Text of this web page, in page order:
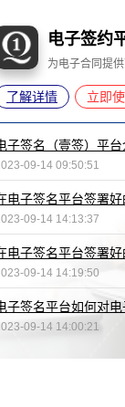
电子签约
为电子合同提
了解详情 立即
子签名（壹签）平台
09-14 09:50:51
电子签名平台签署好
09-14 14:13:37
09-14 14:19:50
子签名平台如何对电
09-14 14:00:21